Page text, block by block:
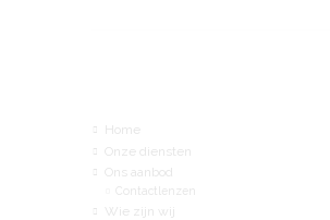
Home
Onze diensten
Ons aanbod
Contactlenzen
Wie zijn wij